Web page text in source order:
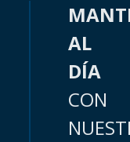
AL
DÍA
CON